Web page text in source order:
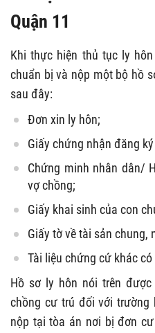
Quận 11
Khi thực hiện thủ tục ly
chuẩn bị và nộp một bộ hồ
sau đây:
Đơn xin ly hôn;
Giấy chứng nhận đăng
Chứng minh nhân dân/
vợ chồng;
Giấy khai sinh của con
Giấy tờ về tài sản chung,
Tài liệu chứng cứ khác
Hồ sơ ly hôn nói trên
chồng cư trú đối với
nộp tại tòa án nơi bị đơn